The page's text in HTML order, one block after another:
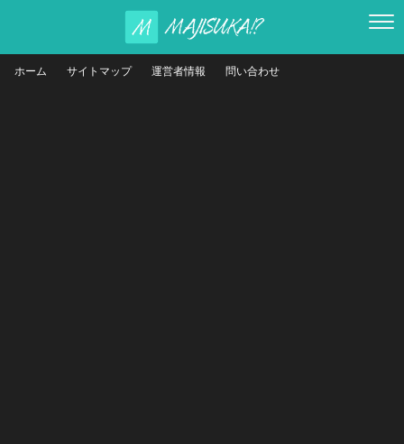
ホーム サイトマップ 運営者情報 問い合わせ